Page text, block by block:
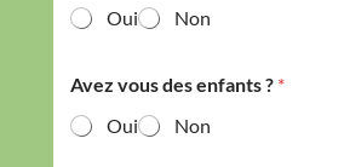
Oui
Non
e
s
a
Avez vous des enfants ? *
Oui
Non